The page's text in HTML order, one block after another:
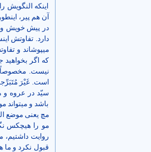
اینکه النگویش
آن هم پیر،
در پیش خویش و
دارد. تفاوتش
می­پوشاند و
که اگر
نیست. مخصوصاً
است. غَيْرَ
سیّد در عروه و
باشد و می­تواند
مچ یعنی موضع
مو را هیچکس
روایت
قبول نکرد و ما